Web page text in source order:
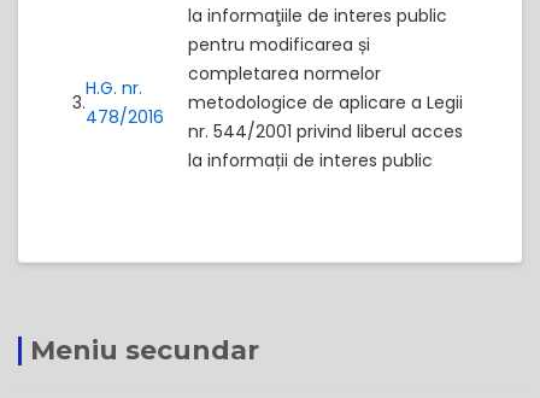
la informaţiile de interes public
​3.
​H.G. nr.
478/2016
​pentru modificarea și
completarea normelor
metodologice de aplicare a Legii
nr. 544/2001 privind liberul acces
la informații de interes public
Meniu secundar